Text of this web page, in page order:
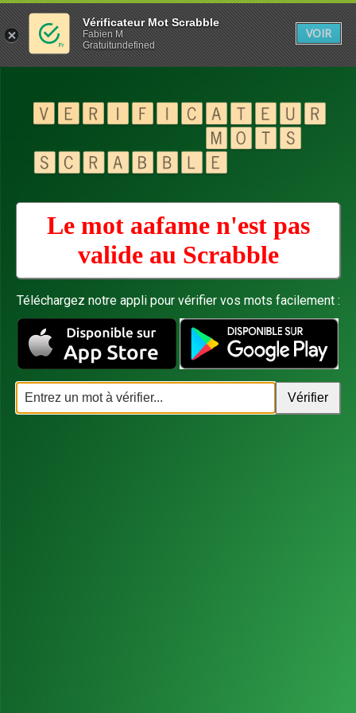
Le mot aafame n'est pas
valide au Scrabble
Téléchargez notre appli pour vérifier vos mots facilement :
Vérificateur Mot Scrabble
Fabien M
Gratuitundefined
VOIR